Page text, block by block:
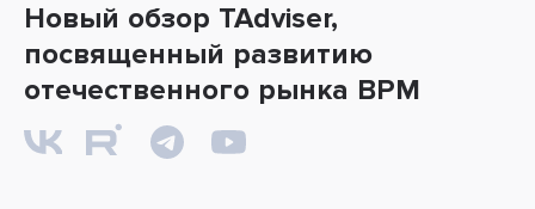
Новый обзор TAdviser,
посвященный развитию
отечественного рынка BPM